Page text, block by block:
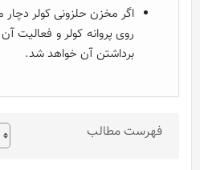
اگر مخزن حلزونی کولر
روی پروانه کولر و فعالیت
برداشتن آن خواهد شد.
فهرست مطالب